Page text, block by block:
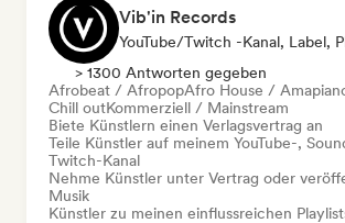
Vib'in Records
> 1300 Antworten gegeben
Afrobeat / AfropopAfro House /
Chill outKommerziell / Mainstream
Biete Künstlern einen Verlagsvertrag an
Teile Künstler auf meinem YouTube-,
Twitch-Kanal
Nehme Künstler unter Vertrag oder
Musik
Künstler zu meinen einflussreichen